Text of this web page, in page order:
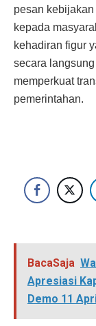
pesan
kepada
kehadiran figur
secara
memperkuat
pemerintahan.
BacaSaja
Apresiasi
Demo 11